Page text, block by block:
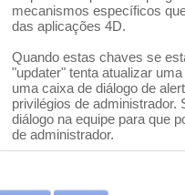
mecanismos específicos
das aplicações 4D.
Quando estas chaves se
"updater" tenta atualizar
uma caixa de diálogo de
privilégios de
diálogo na equipe para que
de administrador.